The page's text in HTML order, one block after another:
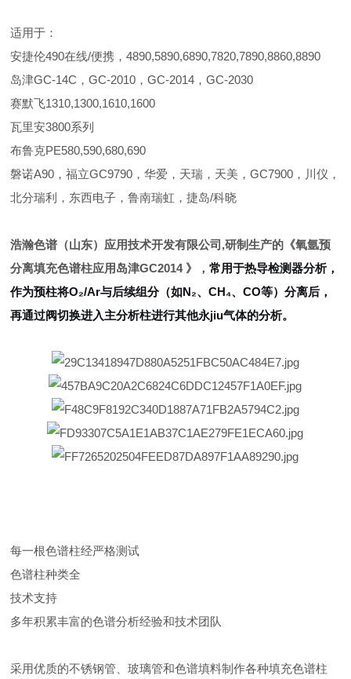
适用于：
安捷伦490在线/便携，4890,5890,6890,7820,7890,8860,8890
岛津GC-14C，GC-2010，GC-2014，GC-2030
赛默飞1310,1300,1610,1600
瓦里安3800系列
布鲁克PE580,590,680,690
磐诺A90，福立GC9790，华爱，天瑞，天美，GC7900，川仪，
北分瑞利，东西电子，鲁南瑞虹，捷岛/科晓
浩瀚色谱（山东）应用技术开发有限公司,研制生产的《氧氩预
分离填充色谱柱应用岛津GC2014》，常用于热导检测器分析，
作为预柱将O₂/Ar与后续组分（如N₂、CH₄、CO等）分离后，
再通过阀切换进入主分析柱进行其他永jiu气体的分析。
每一根色谱柱经严格测试
色谱柱种类全
技术支持
多年积累丰富的色谱分析经验和技术团队
采用优质的不锈钢管、玻璃管和色谱填料制作各种填充色谱柱